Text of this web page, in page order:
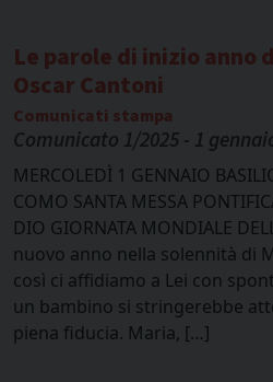
Le parole di inizio anno
Oscar Cantoni
Comunicati stampa
Comunicato 1/2025 - 1
MERCOLEDÌ 1 GENNAIO
COMO SANTA MESSA
DIO GIORNATA MONDIALE
nuovo anno nella solennità di
così ci affidiamo a Lei con
un bambino si stringerebbe
piena fiducia. Maria, […]